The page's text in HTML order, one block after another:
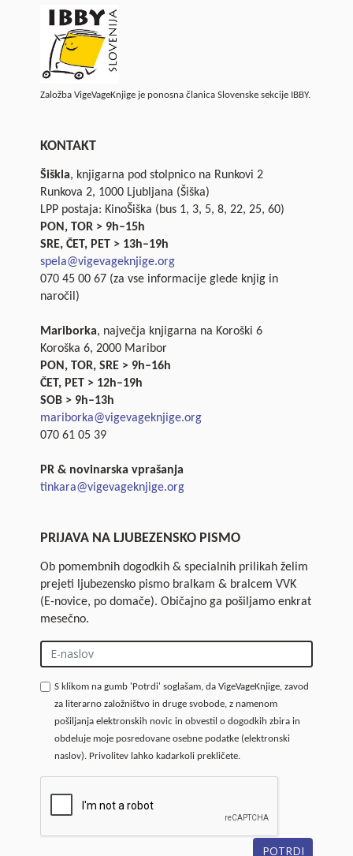
Založba VigeVageKnjige je ponosna članica Slovenske sekcije IBBY.
KONTAKT
Šiškla, knjigarna pod stolpnico na Runkovi 2
Runkova 2, 1000 Ljubljana (Šiška)
LPP postaja: KinoŠiška (bus 1, 3, 5, 8, 22, 25, 60)
PON, TOR > 9h–15h
SRE, ČET, PET > 13h–19h
spela@vigevageknjige.org
070 45 00 67 (za vse informacije glede knjig in
naročil)
Mariborka, največja knjigarna na Koroški 6
Koroška 6, 2000 Maribor
PON, TOR, SRE > 9h–16h
ČET, PET > 12h–19h
SOB > 9h–13h
mariborka@vigevageknjige.org
070 61 05 39
PR & novinarska vprašanja
tinkara@vigevageknjige.org
PRIJAVA NA LJUBEZENSKO PISMO
Ob pomembnih dogodkih & specialnih prilikah želim
prejeti ljubezensko pismo bralkam & bralcem VVK
(E-novice, po domače). Običajno ga pošiljamo enkrat
mesečno.
S klikom na gumb 'Potrdi' soglašam, da VigeVageKnjige, zavod
za literarno založništvo in druge svobode, z namenom
pošiljanja elektronskih novic in obvestil o dogodkih zbira in
obdeluje moje posredovane osebne podatke (elektronski
naslov). Privolitev lahko kadarkoli prekličete.
POTRDI